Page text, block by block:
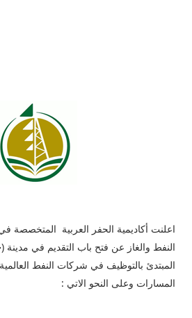
اعلنت أكاديمية الحفر العربية المتخصصة
النفط والغاز عن فتح باب التقديم في مدينة (
المبتدئ بالتوظيف في شركات النفط
المسارات وعلى النحو الاتي :